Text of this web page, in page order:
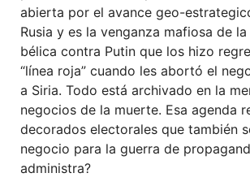
abierta por el avance geo-
Rusia y es la venganza mafiosa de
bélica contra Putin que los hizo
“línea roja” cuando les abortó el
a Siria. Todo está archivado en la
negocios de la muerte. Esa agenda
decorados electorales que también
negocio para la guerra de
administra?